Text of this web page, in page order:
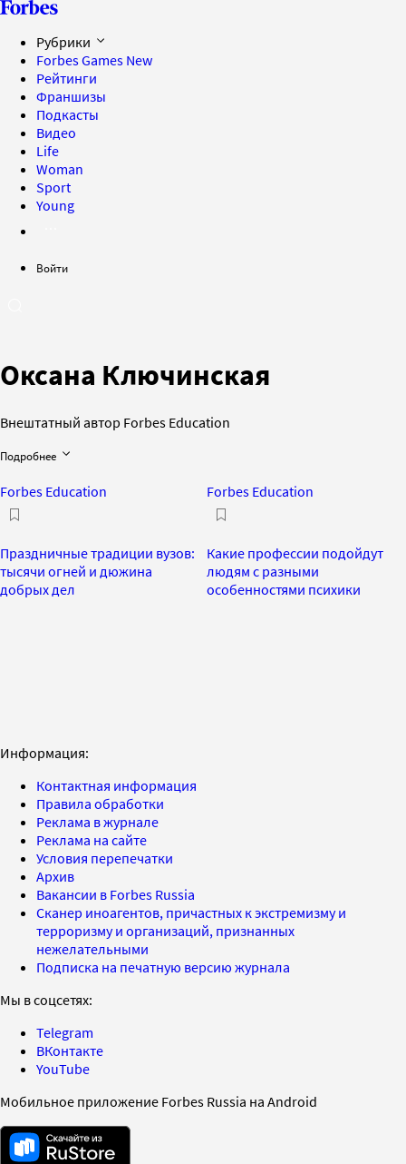
Рубрики
Forbes Games New
Рейтинги
Франшизы
Подкасты
Видео
Life
Woman
Sport
Young
Войти
Оксана Ключинская
Внештатный автор Forbes Education
Подробнее
Forbes Education
Праздничные традиции вузов:
тысячи огней и дюжина
добрых дел
Forbes Education
Какие профессии подойдут
людям с разными
особенностями психики
Информация:
Контактная информация
Правила обработки
Реклама в журнале
Реклама на сайте
Условия перепечатки
Архив
Вакансии в Forbes Russia
Сканер иноагентов, причастных к экстремизму и
терроризму и организаций, признанных
нежелательными
Подписка на печатную версию журнала
Мы в соцсетях:
Telegram
ВКонтакте
YouTube
Мобильное приложение Forbes Russia на Android